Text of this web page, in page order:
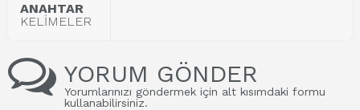
ANAHTAR
KELİMELER
YORUM GÖNDER
Yorumlarınızı göndermek için alt kısımdaki formu
kullanabilirsiniz.